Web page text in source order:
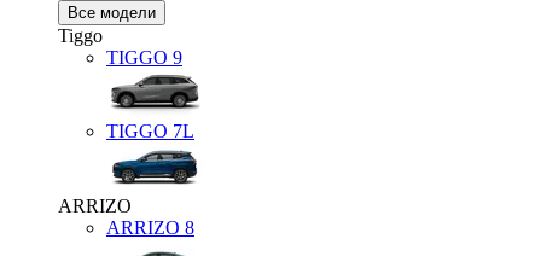
Все модели
Tiggo
TIGGO 9
TIGGO 7L
ARRIZO
ARRIZO 8